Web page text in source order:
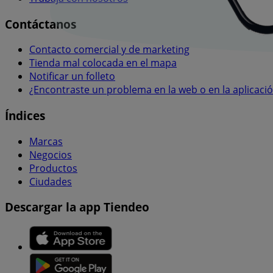
Contáctanos
Contacto comercial y de marketing
Tienda mal colocada en el mapa
Notificar un folleto
¿Encontraste un problema en la web o en la
Índices
Marcas
Negocios
Productos
Ciudades
Descargar la app Tiendeo